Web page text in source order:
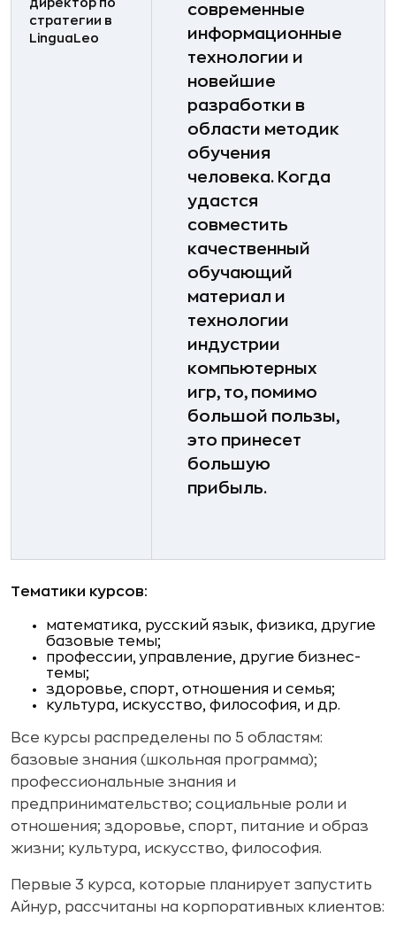
директор по
стратегии в
LinguaLeo
современные
информационные
технологии и
новейшие
разработки в
области методик
обучения
человека. Когда
удастся
совместить
качественный
обучающий
материал и
технологии
индустрии
компьютерных
игр, то, помимо
большой пользы,
это принесет
большую
прибыль.
Тематики курсов:
математика, русский язык, физика, другие
базовые темы;
профессии, управление, другие бизнес-
темы;
здоровье, спорт, отношения и семья;
культура, искусство, философия, и др.
Все курсы распределены по 5 областям:
базовые знания (школьная программа);
профессиональные знания и
предпринимательство; социальные роли и
отношения; здоровье, спорт, питание и образ
жизни; культура, искусство, философия.
Первые 3 курса, которые планирует запустить
Айнур, рассчитаны на корпоративных клиентов: